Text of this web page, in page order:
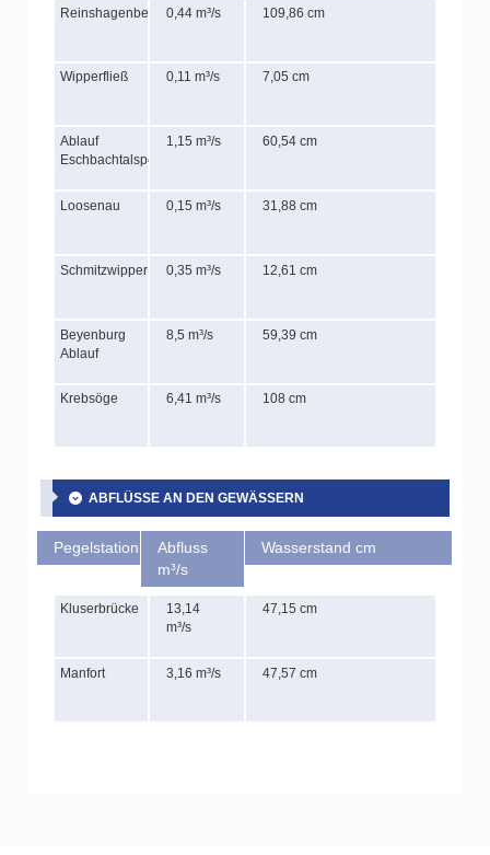
Reinshagenbever0,44 m³/s 109,86 cm
Wipperfließ 0,11 m³/s 7,05 cm
Ablauf
Eschbachtalsperre
1,15 m³/s 60,54 cm
Loosenau 0,15 m³/s 31,88 cm
Schmitzwipper 0,35 m³/s 12,61 cm
Beyenburg
Ablauf
8,5 m³/s 59,39 cm
Krebsöge 6,41 m³/s 108 cm
ABFLÜSSE AN DEN GEWÄSSERN
Pegelstation
Abfluss
m³/s
Wasserstand cm
Kluserbrücke
13,14
m³/s
47,15 cm
Manfort 3,16 m³/s 47,57 cm